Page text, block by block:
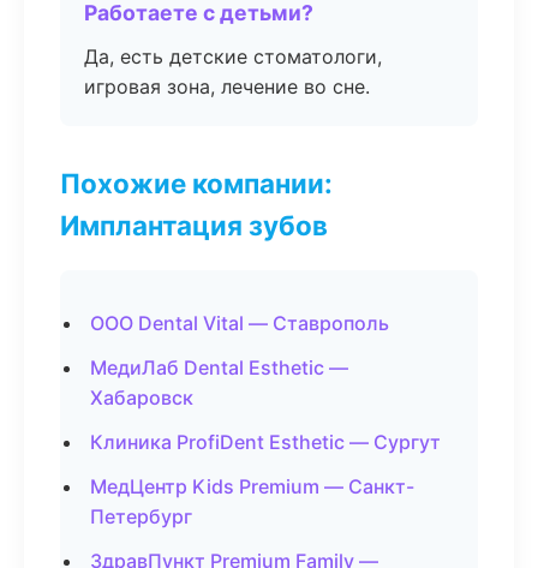
Работаете с детьми?
Да, есть детские стоматологи,
игровая зона, лечение во сне.
Похожие компании:
Имплантация зубов
ООО Dental Vital — Ставрополь
МедиЛаб Dental Esthetic —
Хабаровск
Клиника ProfiDent Esthetic — Сургут
МедЦентр Kids Premium — Санкт-
Петербург
ЗдравПункт Premium Family —